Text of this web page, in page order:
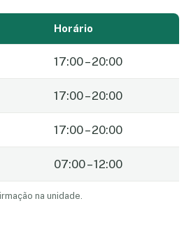
Horário
17:00 – 20:00
17:00 – 20:00
17:00 – 20:00
07:00 – 12:00
na unidade.